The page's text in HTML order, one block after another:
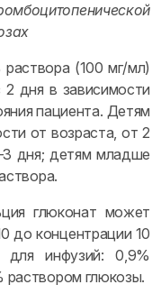
(100 мг/мл)
дня в зависимости
пациента. Детям
от возраста, от 2
дня; детям младше
глюконат может
до концентрации 10
инфузий: 0,9%
раствором глюкозы.